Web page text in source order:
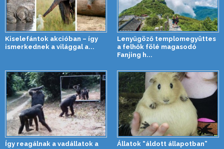
Kiselefántok akcióban – így
ismerkednek a világgal a...
Lenyűgöző templomegyüttes
a felhők fölé magasodó
Fanjing h...
Így reagálnak a vadállatok a
Állatok “áldott állapotban”